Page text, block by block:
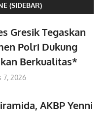
(SIDEBAR)
Gresik Tegaskan
Polri Dukung
Berkualitas*
7, 2026
AKBP Yenni